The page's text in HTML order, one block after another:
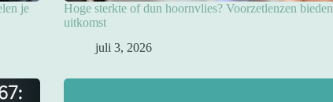
je
Hoge sterkte of dun hoornvlies? Voorzetlenzen bieden
uitkomst
juli 3, 2026